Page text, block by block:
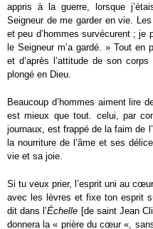
appris à la guerre, lorsque
Seigneur de me garder en vie.
et peu d’hommes survécurent ; je
le Seigneur m’a gardé. » Tout
et d’après l’attitude de son
plongé en Dieu.
Beaucoup d’hommes aiment lire
est mieux que tout. celui, par
journaux, est frappé de la faim de
la nourriture de l’âme et ses
vie et sa joie.
Si tu veux prier, l’esprit uni au
avec les lèvres et fixe ton esprit
dit dans l’Échelle [de saint Jean
donnera la « prière du cœur «,